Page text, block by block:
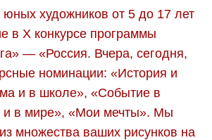
художников от 5 до 17 лет
в X конкурсе программы
— «Россия. Вчера, сегодня,
номинации: «История и
и в школе», «Событие в
и в мире», «Мои мечты». Мы
множества ваших рисунков на